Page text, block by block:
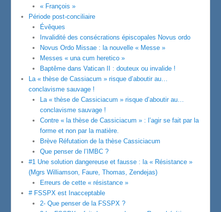
« François »
Période post-conciliaire
Évêques
Invalidité des consécrations épiscopales Novus ordo
Novus Ordo Missae : la nouvelle « Messe »
Messes « una cum heretico »
Baptême dans Vatican II : douteux ou invalide !
La « thèse de Cassiacum » risque d’aboutir au…
conclavisme sauvage !
La « thèse de Cassiciacum » risque d’aboutir au…
conclavisme sauvage !
Contre « la thèse de Cassiciacum » : l’agir se fait par la
forme et non par la matière.
Brève Réfutation de la thèse Cassiciacum
Que penser de l’IMBC ?
#1 Une solution dangereuse et fausse : la « Résistance »
(Mgrs Williamson, Faure, Thomas, Zendejas)
Erreurs de cette « résistance »
# FSSPX est Inacceptable
2- Que penser de la FSSPX ?